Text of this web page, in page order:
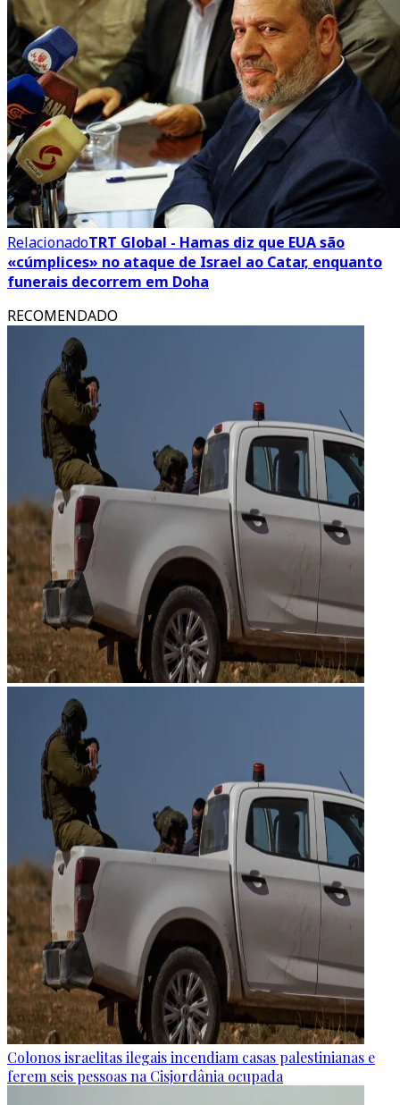
RelacionadoTRT Global - Hamas diz que EUA são
«cúmplices» no ataque de Israel ao Catar, enquanto
funerais decorrem em Doha
RECOMENDADO
Colonos israelitas ilegais incendiam casas palestinianas e
ferem seis pessoas na Cisjordânia ocupada